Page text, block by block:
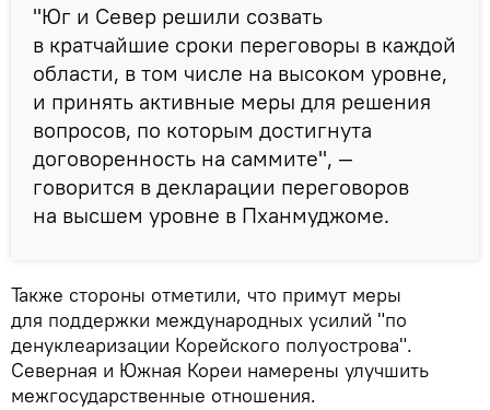
"Юг и Север решили созвать
в кратчайшие сроки переговоры в каждой
области, в том числе на высоком уровне,
и принять активные меры для решения
вопросов, по которым достигнута
договоренность на саммите", —
говорится в декларации переговоров
на высшем уровне в Пханмуджоме.
Также стороны отметили, что примут меры
для поддержки международных усилий "по
денуклеаризации Корейского полуострова".
Северная и Южная Кореи намерены улучшить
межгосударственные отношения.